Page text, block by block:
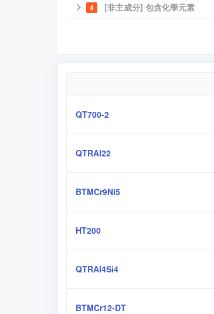
4 [非主成分] 包含化學元素
QT700-2
QTRAl22
BTMCr9Ni5
HT200
QTRAl4Si4
BTMCr12-DT